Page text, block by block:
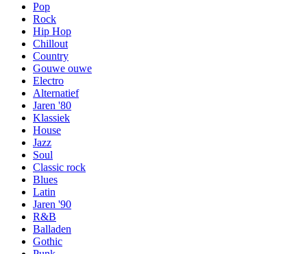
Pop
Rock
Hip Hop
Chillout
Country
Gouwe ouwe
Electro
Alternatief
Jaren '80
Klassiek
House
Jazz
Soul
Classic rock
Blues
Latin
Jaren '90
R&B
Balladen
Gothic